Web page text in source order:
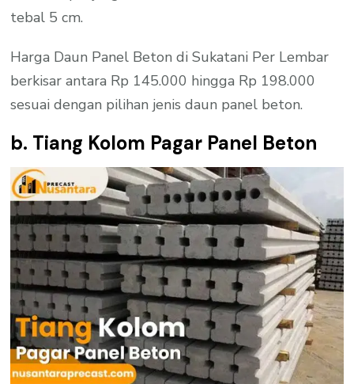
tebal 5 cm.
Harga Daun Panel Beton di Sukatani Per Lembar
berkisar antara Rp 145.000 hingga Rp 198.000
sesuai dengan pilihan jenis daun panel beton.
b. Tiang Kolom Pagar Panel Beton